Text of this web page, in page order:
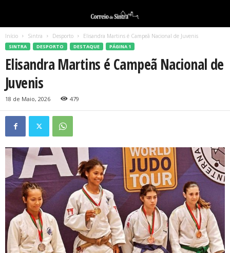
Início Sintra Desporto Elisandra Martins é Campeã Nacional de Juvenis
SINTRA DESPORTO DESTAQUE PÁGINA 1
Elisandra Martins é Campeã Nacional de
Juvenis
18 de Maio, 2026 479